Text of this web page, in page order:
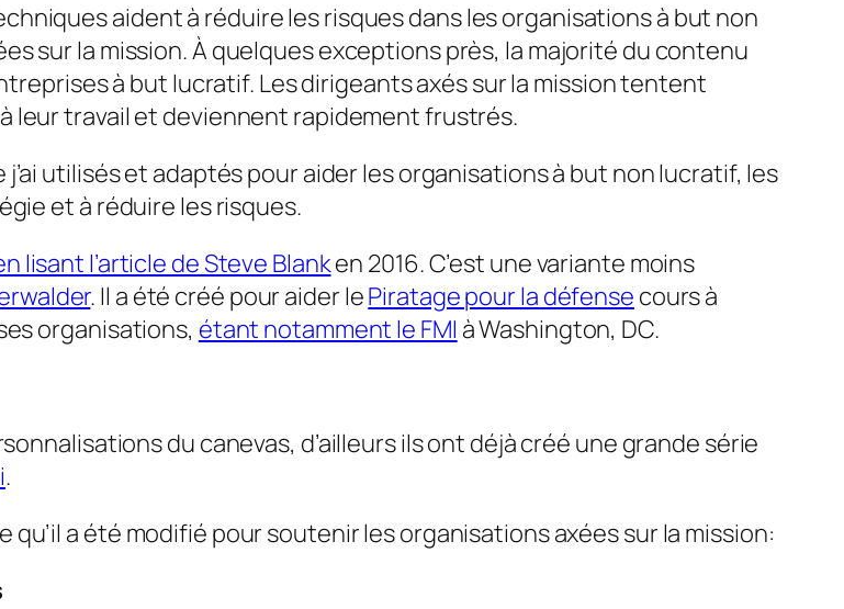
aident à réduire les risques dans les organisations à but non
sur la mission. À quelques exceptions près, la majorité du contenu
à but lucratif. Les dirigeants axés sur la mission tentent
leur travail et deviennent rapidement frustrés.
utilisés et adaptés pour aider les organisations à but non lucratif, les
et à réduire les risques.
lisant l’article de Steve Blanken 2016. C’est une variante moins
. Il a été créé pour aider lePiratage pour la défense cours à
organisations, étant notamment le FMI à Washington, DC.
du canevas, d’ailleurs ils ont déjà créé une grande série
.
a été modifié pour soutenir les organisations axées sur la mission: